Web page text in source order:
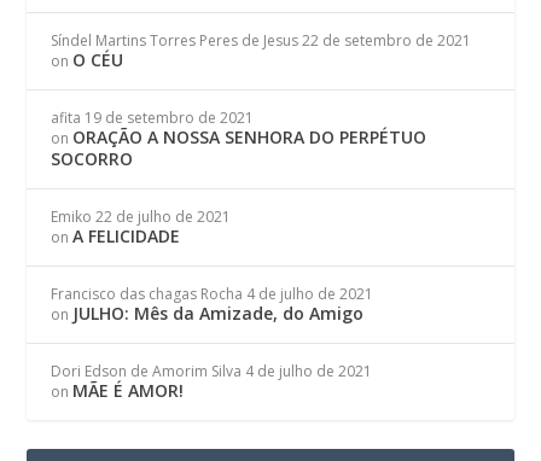
Síndel Martins Torres Peres de Jesus 22 de setembro de 2021
on O CÉU
afita 19 de setembro de 2021
on ORAÇÃO A NOSSA SENHORA DO PERPÉTUO
SOCORRO
Emiko 22 de julho de 2021
onA FELICIDADE
Francisco das chagas Rocha 4 de julho de 2021
on JULHO: Mês da Amizade, do Amigo
Dori Edson de Amorim Silva 4 de julho de 2021
on MÃE É AMOR!